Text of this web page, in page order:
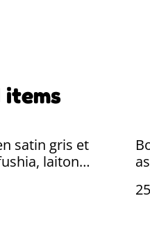
items
satin gris et
laiton